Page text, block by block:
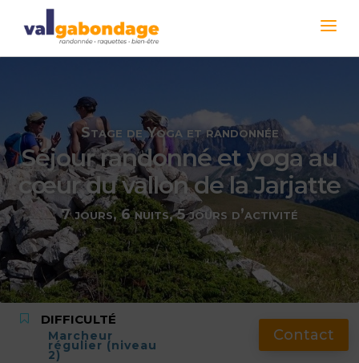
Stage de Yoga et randonnée
Séjour randonné et yoga au
cœur du vallon de la Jarjatte
7 jours, 6 nuits, 5 jours d’activité
DIFFICULTÉ
Marcheur
régulier (niveau
2)
Contact